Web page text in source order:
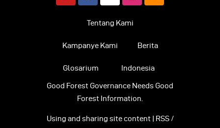
Tentang Kami
Kampanye Kami Berita
Glosarium Indonesia
Good Forest Governance Needs Good
Forest Information.
Using and sharing site content | RSS /